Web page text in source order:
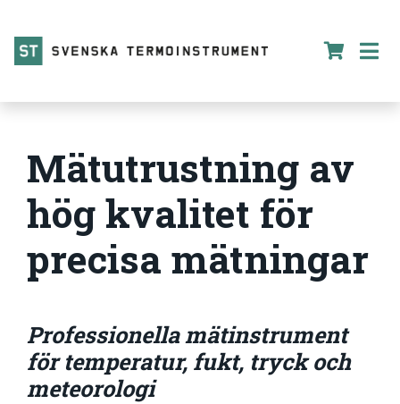
Mätutrustning av
hög kvalitet för
precisa mätningar
Professionella mätinstrument
för temperatur, fukt, tryck och
meteorologi